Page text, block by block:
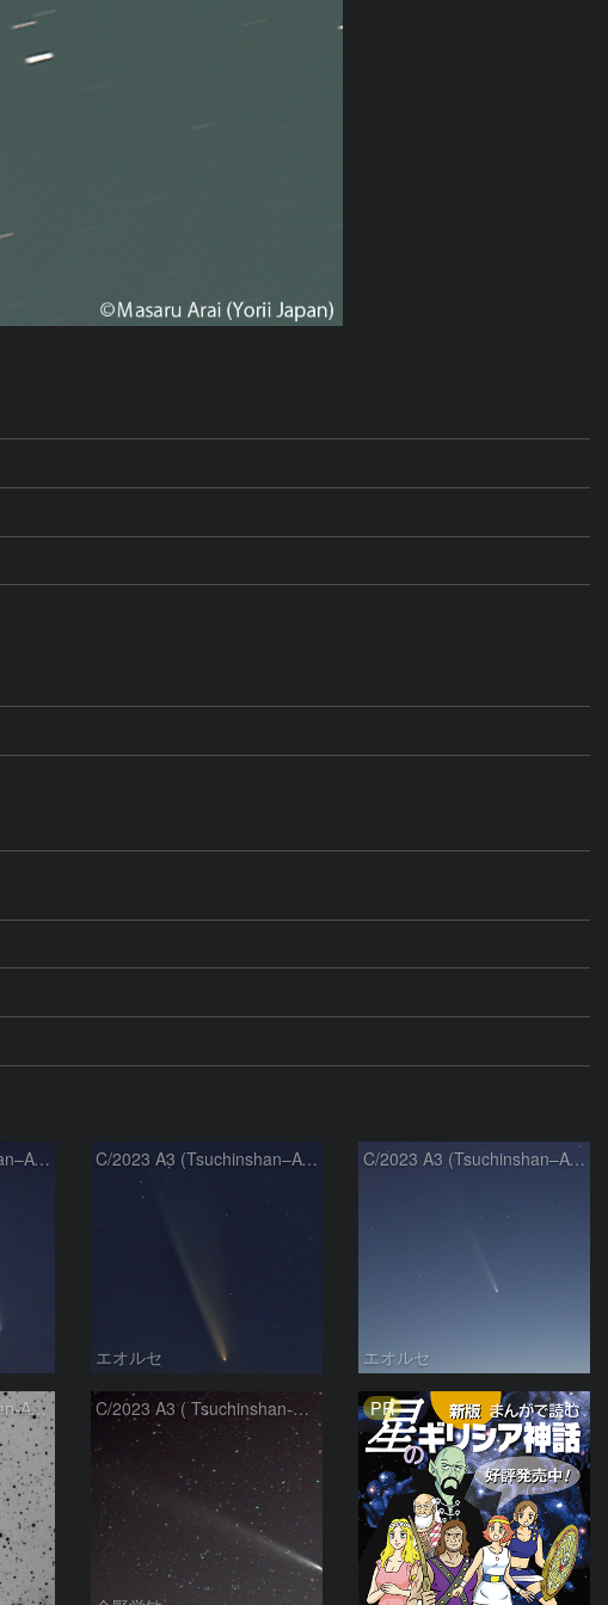
C/2023 A3 (Tsuchinshan–ATLAS) C/2023 A3 (Tsuchinshan–ATLAS)
エオルセ
C/2023 A3 (Tsuchinshan–ATLAS)
エオルセ
C/2023 A3 (Tsuchinshan-ATLAS) C/2023 A3 ( Tsuchinshan-ATLAS ) PR